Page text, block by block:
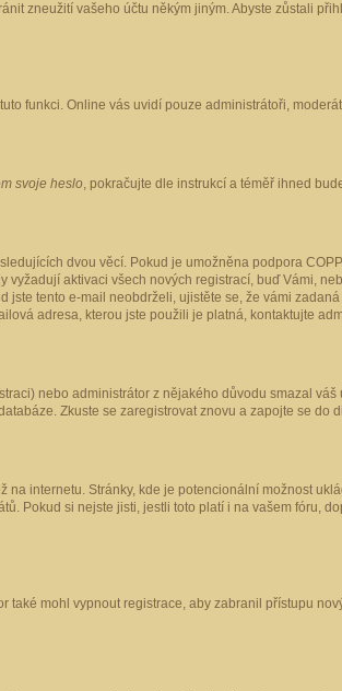
zneužití vašeho účtu někým jiným. Abyste zůstali
funkci. Online vás uvidí pouze administrátoři,
svoje heslo, pokračujte dle instrukcí a téměř ihned
dvou věcí. Pokud je umožněna podpora
aktivaci všech nových registrací, buď Vámi,
tento e-mail neobdrželi, ujistěte se, že vámi
adresa, kterou jste použili je platná, kontaktujte
nebo administrátor z nějakého důvodu smazal
Zkuste se zaregistrovat znovu a zapojte se do
internetu. Stránky, kde je potencionální možnost
Pokud si nejste jisti, jestli toto platí i na vašem fóru,
mohl vypnout registrace, aby zabranil přístupu